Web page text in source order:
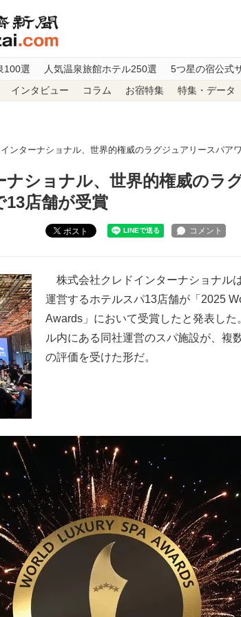
100選 人気温泉旅館ホテル250選 5つ星の宿公式
インタビュー コラム お宿特集 特集・データ
ンターナショナル、世界的権威のラグジュアリースパア
ナショナル、世界的権威のラ
店舗が受賞
ポスト
株式会社クレドインターナショナル
運営するホテルスパ13店舗が「2025
Awards」において受賞したと発表した
ル内にある同社運営のスパ施設が、複
の評価を受けた形だ。